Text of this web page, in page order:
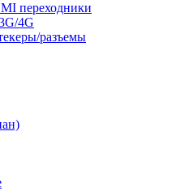
переходники
4G
разъемы